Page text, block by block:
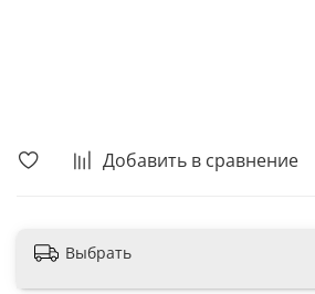
Добавить в сравнение
Выбрать